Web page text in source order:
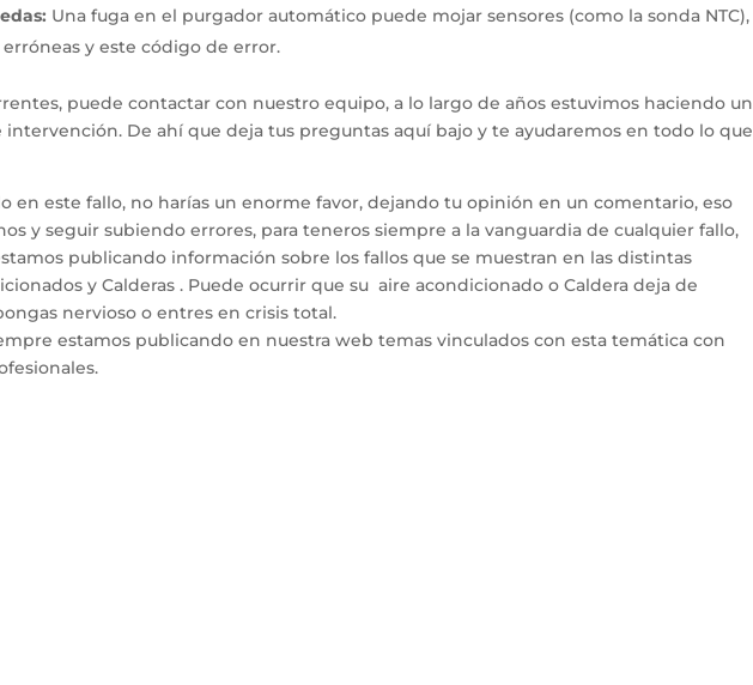
Una fuga en el purgador automático puede mojar sensores (como la sonda NTC),
y este código de error.
puede contactar con nuestro equipo, a lo largo de años estuvimos haciendo un
De ahí que deja tus preguntas aquí bajo y te ayudaremos en todo lo que
en este fallo, no harías un enorme favor, dejando tu opinión en un comentario, eso
y seguir subiendo errores, para teneros siempre a la vanguardia de cualquier fallo,
publicando información sobre los fallos que se muestran en las distintas
y Calderas . Puede ocurrir que su aire acondicionado o Caldera deja de
nervioso o entres en crisis total.
estamos publicando en nuestra web temas vinculados con esta temática con